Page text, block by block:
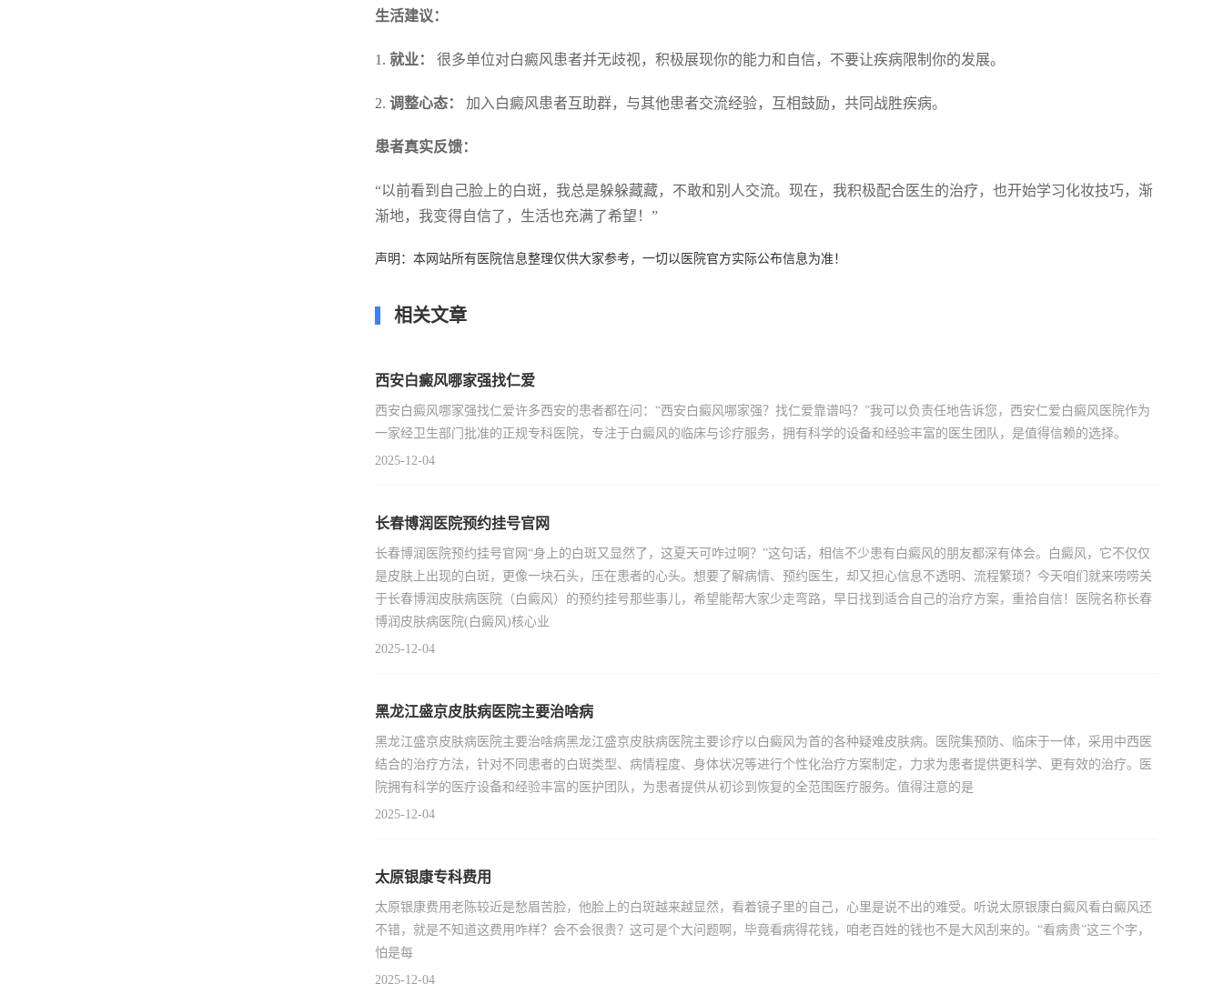
生活建议：
1. 就业： 很多单位对白癜风患者并无歧视，积极展现你的能力和自信，不要让疾病限制你的发展。
2. 调整心态： 加入白癜风患者互助群，与其他患者交流经验，互相鼓励，共同战胜疾病。
患者真实反馈：
“以前看到自己脸上的白斑，我总是躲躲藏藏，不敢和别人交流。现在，我积极配合医生的治疗，也开始学习化妆技巧，渐
渐地，我变得自信了，生活也充满了希望！”
声明：本网站所有医院信息整理仅供大家参考，一切以医院官方实际公布信息为准！
相关文章
西安白癜风哪家强找仁爱
西安白癜风哪家强找仁爱许多西安的患者都在问：“西安白癜风哪家强？找仁爱靠谱吗？”我可以负责任地告诉您，西安仁爱白癜风医院作为
一家经卫生部门批准的正规专科医院，专注于白癜风的临床与诊疗服务，拥有科学的设备和经验丰富的医生团队，是值得信赖的选择。
2025-12-04
长春博润医院预约挂号官网
长春博润医院预约挂号官网“身上的白斑又显然了，这夏天可咋过啊？”这句话，相信不少患有白癜风的朋友都深有体会。白癜风，它不仅仅
是皮肤上出现的白斑，更像一块石头，压在患者的心头。想要了解病情、预约医生，却又担心信息不透明、流程繁琐？今天咱们就来唠唠关
于长春博润皮肤病医院（白癜风）的预约挂号那些事儿，希望能帮大家少走弯路，早日找到适合自己的治疗方案，重拾自信！医院名称长春
博润皮肤病医院(白癜风)核心业
2025-12-04
黑龙江盛京皮肤病医院主要治啥病
黑龙江盛京皮肤病医院主要治啥病黑龙江盛京皮肤病医院主要诊疗以白癜风为首的各种疑难皮肤病。医院集预防、临床于一体，采用中西医
结合的治疗方法，针对不同患者的白斑类型、病情程度、身体状况等进行个性化治疗方案制定，力求为患者提供更科学、更有效的治疗。医
院拥有科学的医疗设备和经验丰富的医护团队，为患者提供从初诊到恢复的全范围医疗服务。值得注意的是
2025-12-04
太原银康专科费用
太原银康费用老陈较近是愁眉苦脸，他脸上的白斑越来越显然，看着镜子里的自己，心里是说不出的难受。听说太原银康白癜风看白癜风还
不错，就是不知道这费用咋样？会不会很贵？这可是个大问题啊，毕竟看病得花钱，咱老百姓的钱也不是大风刮来的。“看病贵”这三个字，
怕是每
2025-12-04